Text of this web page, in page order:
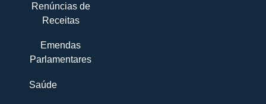
Renúncias de
Receitas
Emendas
Parlamentares
Saúde